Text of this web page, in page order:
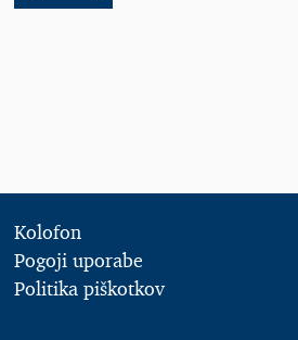
Kolofon
Pogoji uporabe
Politika piškotkov